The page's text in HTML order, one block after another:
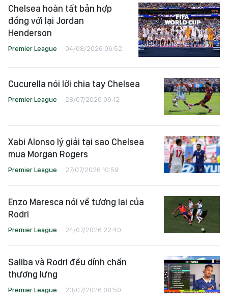
Chelsea hoàn tất bản hợp
đồng với lại Jordan
Henderson
Premier League 04/08/2026 06:52
Cucurella nói lời chia tay Chelsea
Premier League 28/07/2026 09:12
Xabi Alonso lý giải tại sao Chelsea
mua Morgan Rogers
Premier League 27/07/2026 10:59
Enzo Maresca nói về tương lai của
Rodri
Premier League 24/07/2026 22:40
Saliba và Rodri đều dính chấn
thương lưng
Premier League 23/07/2026 08:50